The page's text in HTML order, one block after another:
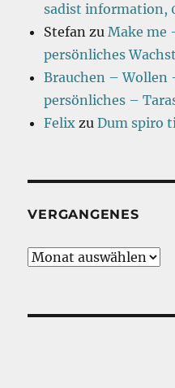
sadist information,
Stefan zuMake me
persönliches
Brauchen – Wollen
persönliches –
Felix zuDum spiro
VERGANGENES
Vergangenes